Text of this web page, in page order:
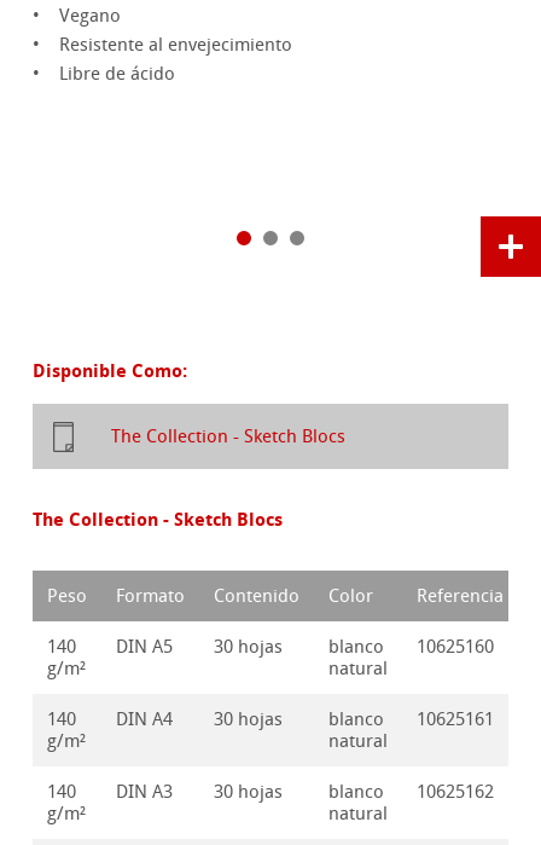
• Vegano
• Resistente al envejecimiento
• Libre de ácido
Disponible Como:
The Collection - Sketch Blocs
The Collection - Sketch Blocs
Peso Formato Contenido Color Referencia
140
g/m²
DIN A5 30 hojas
blanco
natural
10625160
140
g/m²
DIN A4 30 hojas
blanco
natural
10625161
140
g/m²
DIN A3 30 hojas
blanco
natural
10625162